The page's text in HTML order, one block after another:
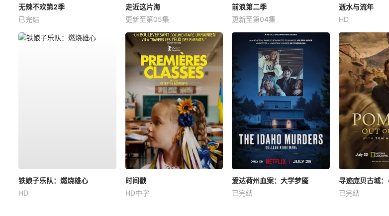
无辣不欢第2季
已完结
走近这片海
更新至第05集
前浪第二季
更新至第04集
逝水与流年
HD
铁娘子乐队：燃烧雄心
HD
时间戳
HD中字
爱达荷州血案：大学梦魇
已完结
已完结